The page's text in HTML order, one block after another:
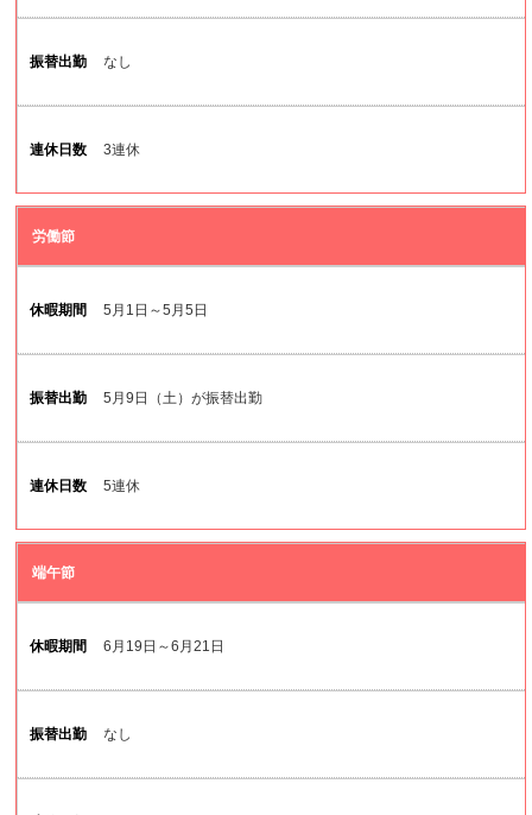
なし
3連休
労働節
5月1日～5月5日
5月9日（土）が振替出勤
5連休
端午節
6月19日～6月21日
なし